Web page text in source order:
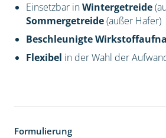
Einsetzbar inWintergetreide
Sommergetreide(außer Hafer)
Beschleunigte
Flexibel in der Wahl der
Formulierung